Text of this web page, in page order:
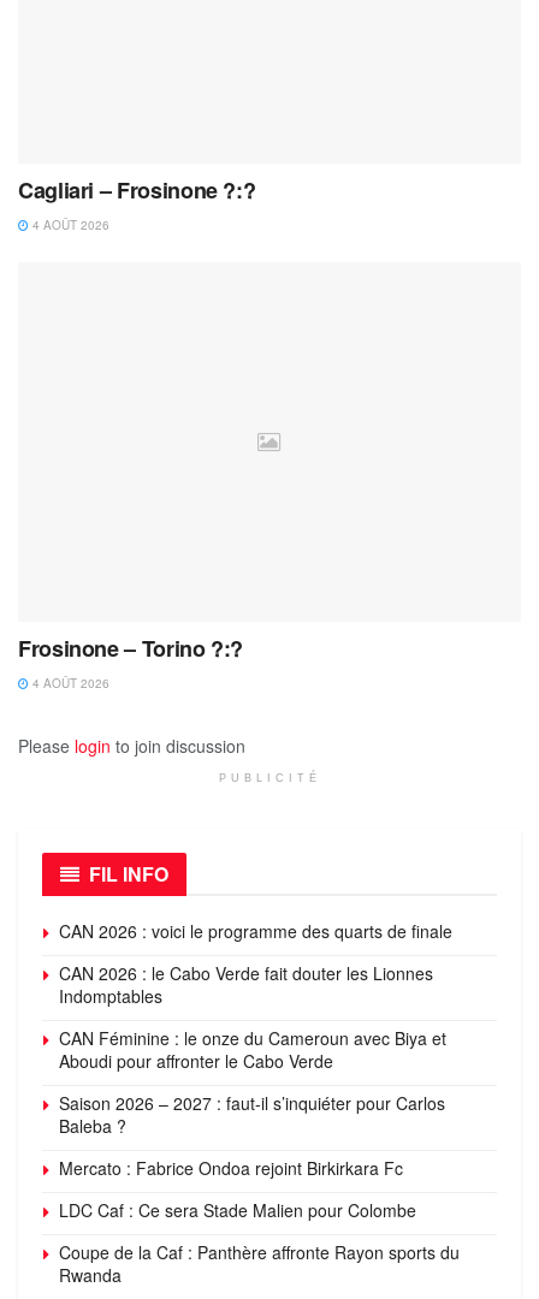
Cagliari – Frosinone ?:?
4 AOÛT 2026
Frosinone – Torino ?:?
4 AOÛT 2026
Please login to join discussion
PUBLICITÉ
FIL INFO
CAN 2026 : voici le programme des quarts de finale
CAN 2026 : le Cabo Verde fait douter les Lionnes
Indomptables
CAN Féminine : le onze du Cameroun avec Biya et
Aboudi pour affronter le Cabo Verde
Saison 2026 – 2027 : faut-il s’inquiéter pour Carlos
Baleba ?
Mercato : Fabrice Ondoa rejoint Birkirkara Fc
LDC Caf : Ce sera Stade Malien pour Colombe
Coupe de la Caf : Panthère affronte Rayon sports du
Rwanda